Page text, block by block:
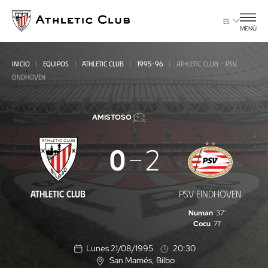
contenido
principal
ES
MENÚ
INICIO EQUIPOS ATHLETIC CLUB 1995-96
ATHLETIC CLUB - PSV
EINDHOVEN
AMISTOSO
Athletic
Club
-
ATHLETIC CLUB
0 2
PSV EINDHOVEN
Numan 37'
Cocu 71'
Lunes 21/08/1995
20:30
U
San Mamés, Bilbo